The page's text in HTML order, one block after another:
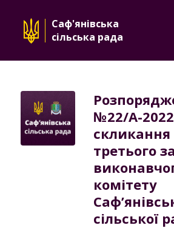
Саф'янівська
сільська рада
№22/A-
скликання
третього
комітету
сільської